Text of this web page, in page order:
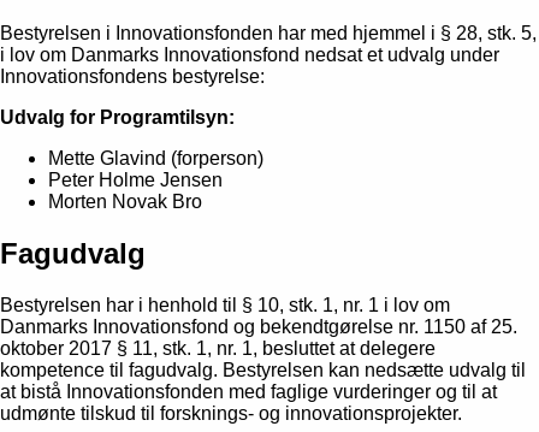
Bestyrelsen i Innovationsfonden har med hjemmel i § 28, stk. 5,
i lov om Danmarks Innovationsfond nedsat et udvalg under
Innovationsfondens bestyrelse:
Udvalg for Programtilsyn:
Mette Glavind (forperson)
Peter Holme Jensen
Morten Novak Bro
Fagudvalg
Bestyrelsen har i henhold til § 10, stk. 1, nr. 1 i lov om
Danmarks Innovationsfond og bekendtgørelse nr. 1150 af 25.
oktober 2017 § 11, stk. 1, nr. 1, besluttet at delegere
kompetence til fagudvalg. Bestyrelsen kan nedsætte udvalg til
at bistå Innovationsfonden med faglige vurderinger og til at
udmønte tilskud til forsknings- og innovationsprojekter.